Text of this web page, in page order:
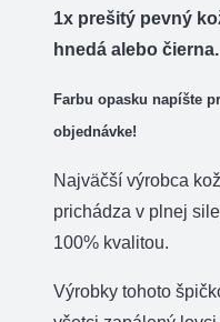
1x prešitý pevný
hnedá alebo čierna.
Farbu opasku napíšte
objednávke!
Najväčší výrobca
prichádza v plnej
100% kvalitou.
Výrobky tohoto